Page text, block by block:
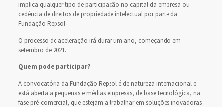
implica qualquer tipo de participação no capital da empresa ou
cedência de direitos de propriedade intelectual por parte da
Fundação Repsol.
O processo de aceleração irá durar um ano, começando em
setembro de 2021.
Quem pode participar?
A convocatória da Fundação Repsol é de natureza internacional e
está aberta a pequenas e médias empresas, de base tecnológica, na
fase pré-comercial, que estejam a trabalhar em soluções inovadoras